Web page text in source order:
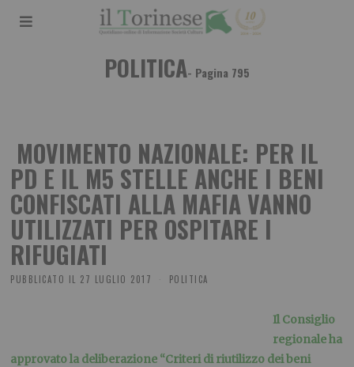
POLITICA- Pagina 795
MOVIMENTO NAZIONALE: PER IL
PD E IL M5 STELLE ANCHE I BENI
CONFISCATI ALLA MAFIA VANNO
UTILIZZATI PER OSPITARE I
RIFUGIATI
PUBBLICATO IL 27 LUGLIO 2017 POLITICA
Il Consiglio
regionale ha
approvato la deliberazione “Criteri di riutilizzo dei beni